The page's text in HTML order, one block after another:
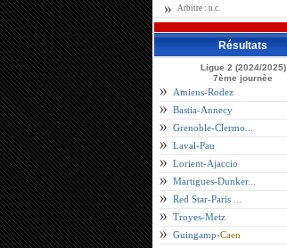
Arbitre : n.c.
Résultats
Ligue 2 (2024/2025)
7ème journèe
Amiens-Rodez
Bastia-Annecy
Grenoble-Clermo...
Laval-Pau
Lorient-Ajaccio
Martigues-Dunker...
Red Star-Paris ...
Troyes-Metz
Guingamp-Caen